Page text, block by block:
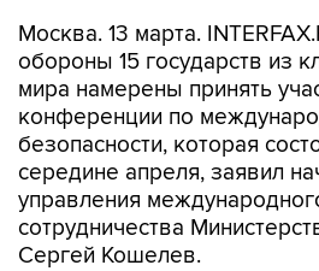
Москва. 13 марта.
обороны 15 государств из
мира намерены принять
конференции по
безопасности, которая
середине апреля, заявил
управления
сотрудничества
Сергей Кошелев.